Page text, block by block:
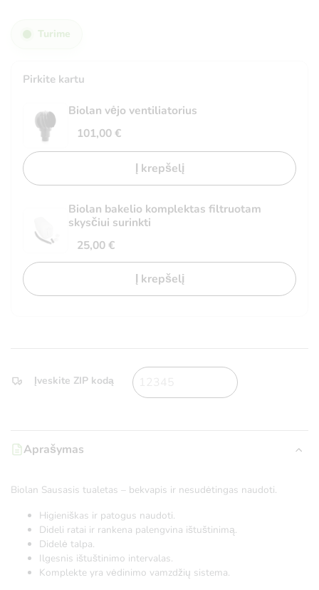
Pirkite kartu
Biolan vėjo ventiliatorius
101,00€
Į krepšelį
Biolan bakelio komplektas filtruotam
skysčiui surinkti
25,00€
Į krepšelį
Turime
Įveskite ZIP kodą
Aprašymas
Biolan Sausasis tualetas – bekvapis ir nesudėtingas naudoti.
Higieniškas ir patogus naudoti.
Dideli ratai ir rankena palengvina ištuštinimą.
Didelė talpa.
Ilgesnis ištuštinimo intervalas.
Komplekte yra vėdinimo vamzdžių sistema.